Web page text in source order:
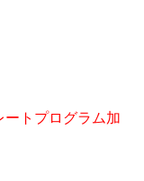
トプログラム加